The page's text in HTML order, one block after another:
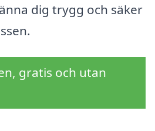
dig trygg och säker
gratis och utan